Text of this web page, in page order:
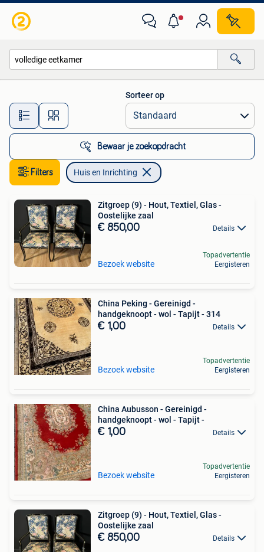
Alle afstanden…
Sorteer op
Bewaar je zoekopdracht
Filters Huis en Inrichting
Zitgroep (9) - Hout, Textiel, Glas -
Oostelijke zaal
€ 850,00 Details
Bezoek website
Topadvertentie
Eergisteren
China Peking - Gereinigd -
handgeknoopt - wol - Tapijt - 314
€ 1,00 Details
Bezoek website
Topadvertentie
Eergisteren
China Aubusson - Gereinigd -
handgeknoopt - wol - Tapijt -
€ 1,00 Details
Bezoek website
Topadvertentie
Eergisteren
Zitgroep (9) - Hout, Textiel, Glas -
Oostelijke zaal
€ 850,00 Details